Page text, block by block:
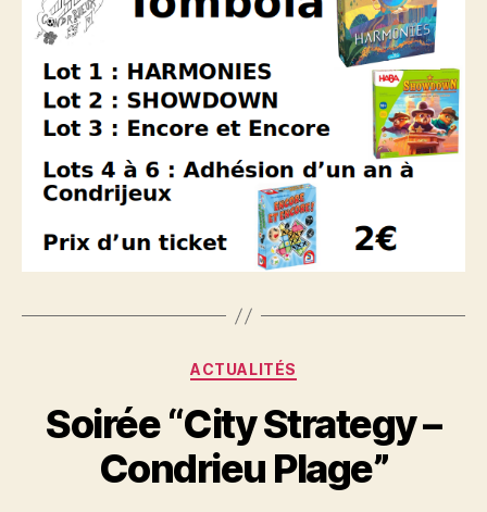
Catégories
ACTUALITÉS
Soirée “City Strategy –
Condrieu Plage”